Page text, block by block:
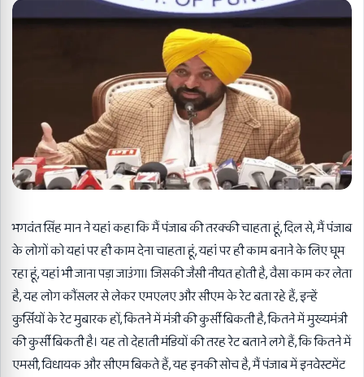
भगवंत सिंह मान ने यहां कहा कि मैं पंजाब की तरक्की चाहता हूं, दिल से, मैं पंजाब
के लोगों को यहां पर ही काम देना चाहता हूं, यहां पर ही काम बनाने के लिए घूम
रहा हूं, यहां भी जाना पड़ा जाउंगा। जिसकी जैसी नीयत होती है, वैसा काम कर लेता
है, यह लोग कौंसलर से लेकर एमएलए और सीएम के रेट बता रहे हैं, इन्हें
कुर्सियों के रेट मुबारक हों, कितने में मंत्री की कुर्सी बिकती है, कितने में मुख्यमंत्री
की कुर्सी बिकती है। यह तो देहाती मंडियों की तरह रेट बताने लगे हैं, कि कितने में
एमसी, विधायक और सीएम बिकते हैं, यह इनकी सोच है, मैं पंजाब में इनवेस्टमेंट